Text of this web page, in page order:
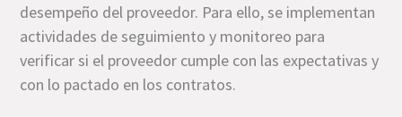
desempeño del proveedor. Para ello, se implementan
actividades de seguimiento y monitoreo para
verificar si el proveedor cumple con las expectativas y
con lo pactado en los contratos.